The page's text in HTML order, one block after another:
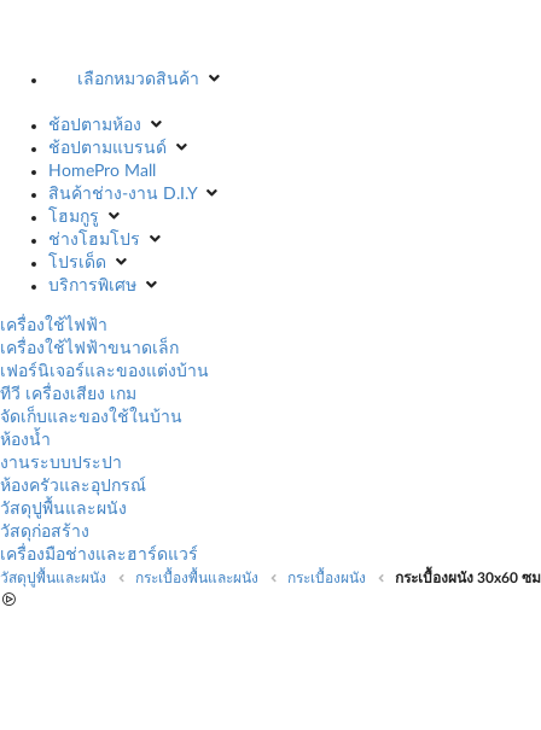
เลือกหมวดสินค้า
ช้อปตามห้อง
ช้อปตามแบรนด์
HomePro Mall
สินค้าช่าง-งาน D.I.Y
โฮมกูรู
ช่างโฮมโปร
โปรเด็ด
บริการพิเศษ
เครื่องใช้ไฟฟ้า
เครื่องใช้ไฟฟ้าขนาดเล็ก
เฟอร์นิเจอร์และของแต่งบ้าน
ทีวี เครื่องเสียง เกม
จัดเก็บและของใช้ในบ้าน
ห้องน้ำ
งานระบบประปา
ห้องครัวและอุปกรณ์
วัสดุปูพื้นและผนัง
วัสดุก่อสร้าง
เครื่องมือช่างและฮาร์ดแวร์
วัสดุปูพื้นและผนัง กระเบื้องพื้นและผนัง กระเบื้องผนัง กระเบื้องผนัง 30x60 ซ